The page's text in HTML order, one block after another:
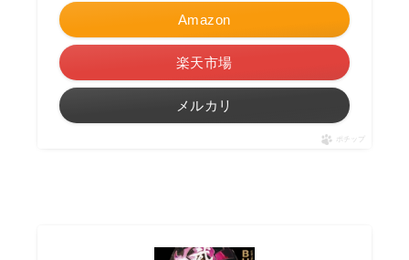
Amazon
楽天市場
メルカリ
ポチップ